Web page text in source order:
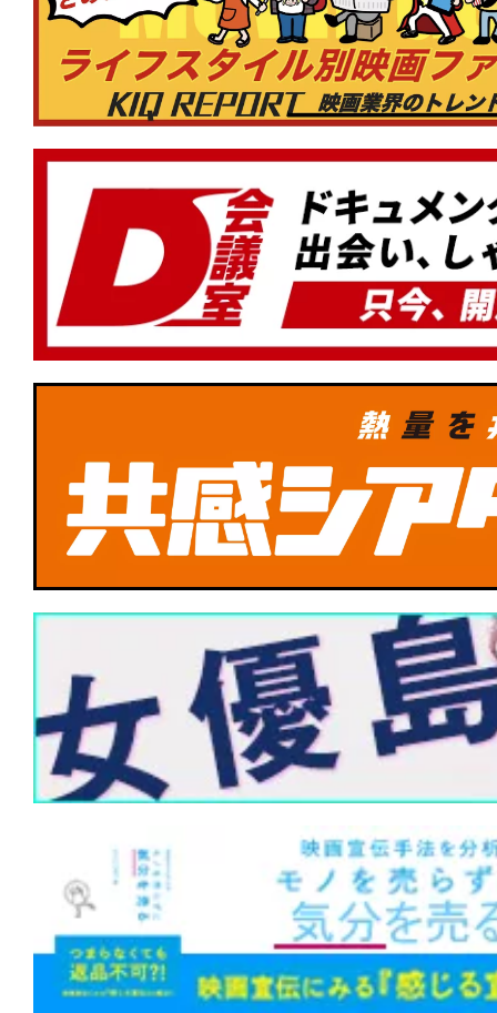
★【今週公開の注目作】『決断すると
も、聞こえてくる悲鳴がある。耳をふ
は黒く汚れている。
★【公開中の注目作】『木挽町のあだ
真相は、芝居小屋の“証言”の中にある。
【今週公開の注目作】『96分』時速
る“トロッコ”。車輪が、乗客が、軋り
上げる。
★【TBSドキュメンタリー映画祭 2026
道1930劇場版』この時代の「正義」と
は現実を受け止めた後のあなただ！
【TBSドキュメンタリー映画祭 2026
PIECE -Glow of Stars-』夢を背負って輝
託された彼らの誕生譚
★【TBSドキュメンタリー映画祭 2026
ルスの空へ』コクピットから空を体験
リー作品！
★【今週公開の注目作】『ザ・クロウ』
に死に、憎しみに蘇る。あの伝説的カ
もリブート！
【今週公開の注目作】『嵐が丘』こ
の中でまで狂風が吹きすさぶ。
★【今週公開の注目作】『おさるのベ
係は血によって終わりを告げる。